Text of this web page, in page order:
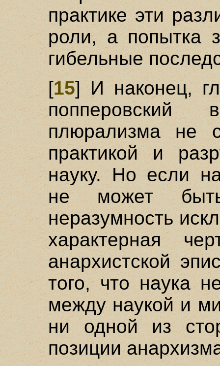
практике эти
роли, а попытка
гибельные
[15] И наконец,
попперовский
плюрализма не
практикой и
науку. Но если
не может
неразумность
характерная
анархистской
того, что наука
между наукой и
ни одной из
позиции